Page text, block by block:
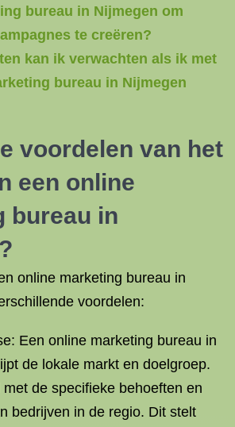
bureau in Nijmegen om
te creëren?
kan ik verwachten als ik met
bureau in Nijmegen
voordelen van het
een online
bureau in
online marketing bureau in
voordelen:
Een online marketing bureau in
de lokale markt en doelgroep.
de specifieke behoeften en
bedrijven in de regio. Dit stelt